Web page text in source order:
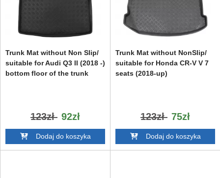
Trunk Mat without Non Slip/
suitable for Audi Q3 II (2018 -)
bottom floor of the trunk
123zł 92zł
Dodaj do koszyka
Trunk Mat without NonSlip/
suitable for Honda CR-V V 7
seats (2018-up)
123zł 75zł
Dodaj do koszyka